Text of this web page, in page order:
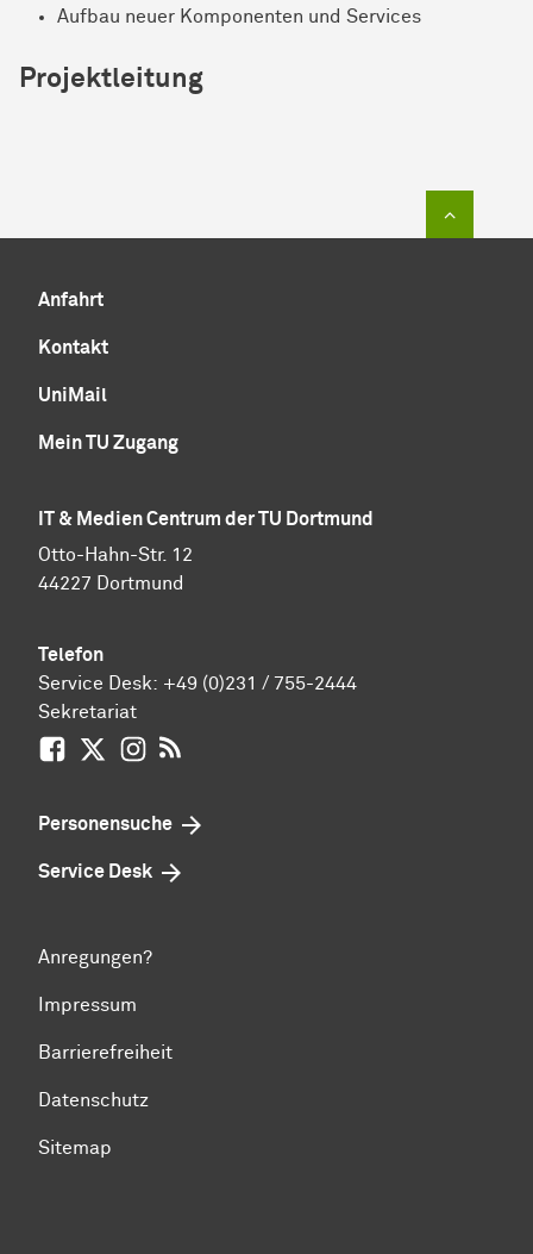
Aufbau neuer Komponenten und Services
Projektleitung
Anfahrt
Kontakt
UniMail
Mein TU Zugang
IT & Medien Centrum der TU Dortmund
Otto-Hahn-Str. 12
44227 Dortmund
Telefon
Service Desk: +49 (0)231 / 755-2444
Sekretariat
FacebookX / vormals Twitter
Instagram
Personensuche
Service Desk
Anregungen?
Impressum
Barrierefreiheit
Datenschutz
Sitemap